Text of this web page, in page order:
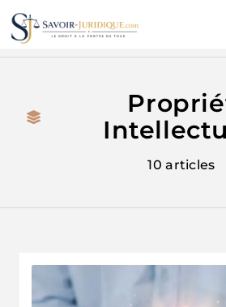
au
contenu
Savoirs
10 articles